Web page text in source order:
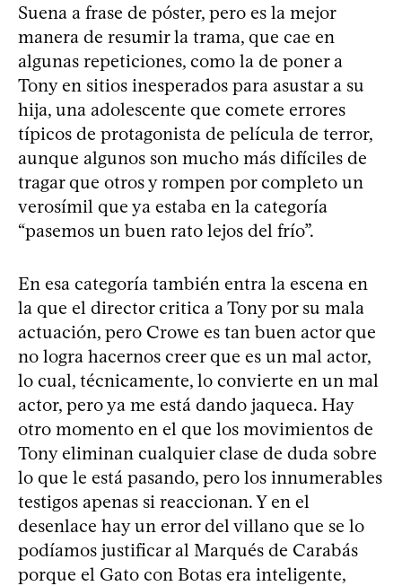
Suena a frase de póster, pero es la mejor
manera de resumir la trama, que cae en
algunas repeticiones, como la de poner a
Tony en sitios inesperados para asustar a su
hija, una adolescente que comete errores
típicos de protagonista de película de terror,
aunque algunos son mucho más difíciles de
tragar que otros y rompen por completo un
verosímil que ya estaba en la categoría
“pasemos un buen rato lejos del frío”.
En esa categoría también entra la escena en
la que el director critica a Tony por su mala
actuación, pero Crowe es tan buen actor que
no logra hacernos creer que es un mal actor,
lo cual, técnicamente, lo convierte en un mal
actor, pero ya me está dando jaqueca. Hay
otro momento en el que los movimientos de
Tony eliminan cualquier clase de duda sobre
lo que le está pasando, pero los innumerables
testigos apenas si reaccionan. Y en el
desenlace hay un error del villano que se lo
podíamos justificar al Marqués de Carabás
porque el Gato con Botas era inteligente,